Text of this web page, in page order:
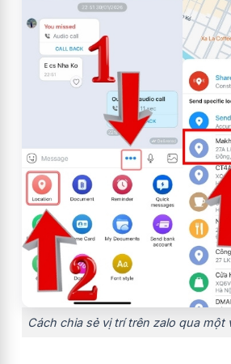
Cách chia sẻ vị trí trên zalo qua một